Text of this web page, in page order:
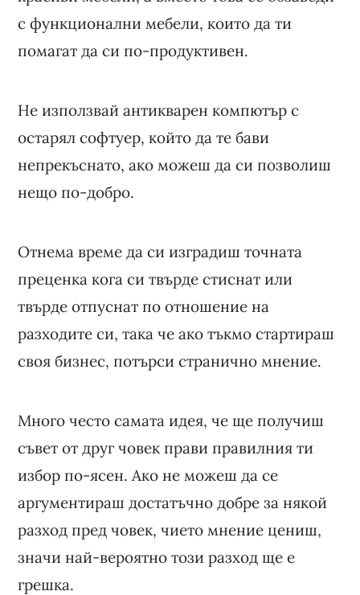
с функционални мебели, които да ти
помагат да си по-продуктивен.
Не използвай антикварен компютър с
остарял софтуер, който да те бави
непрекъснато, ако можеш да си позволиш
нещо по-добро.
Отнема време да си изградиш точната
преценка кога си твърде стиснат или
твърде отпуснат по отношение на
разходите си, така че ако тъкмо стартираш
своя бизнес, потърси странично мнение.
Много често самата идея, че ще получиш
съвет от друг човек прави правилния ти
избор по-ясен. Ако не можеш да се
аргументираш достатъчно добре за някой
разход пред човек, чието мнение цениш,
значи най-вероятно този разход ще е
грешка.